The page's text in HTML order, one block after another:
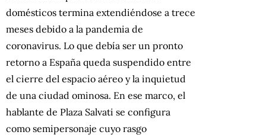
domésticos termina extendiéndose a trece
meses debido a la pandemia de
coronavirus. Lo que debía ser un pronto
retorno a España queda suspendido entre
el cierre del espacio aéreo y la inquietud
de una ciudad ominosa. En ese marco, el
hablante de Plaza Salvati se configura
como semipersonaje cuyo rasgo